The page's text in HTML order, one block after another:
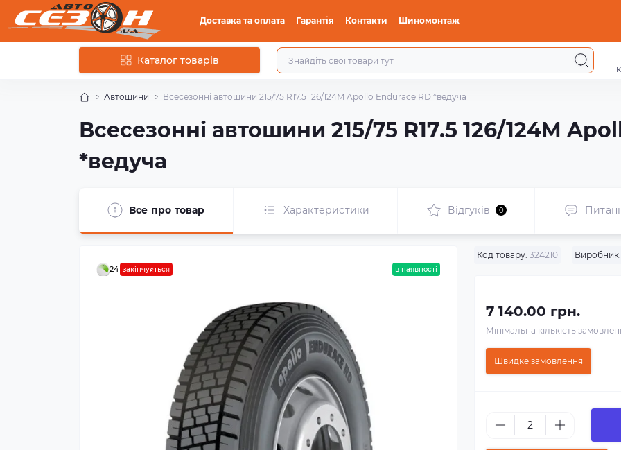
Доставка та оплата Гарантія Контакти Шиномонтаж
Каталог товарів
Автошини Всесезонні автошини 215/75 R17.5 126/124M Apollo Endurace RD *ведуча
Всесезонні автошини 215/75 R17.5 126/124M
*ведуча
Все про товар Характеристики Відгуків 0
24 закінчується в наявності
Код товару: 324210 Виробник:
7 140.00 грн.
Мінімальна кількість
Швидке замовлення